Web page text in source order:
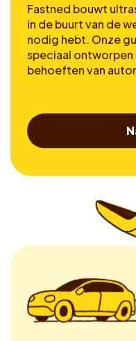
Fastned bouwt
in de buurt van de
nodig hebt. Onze
speciaal
behoeften van